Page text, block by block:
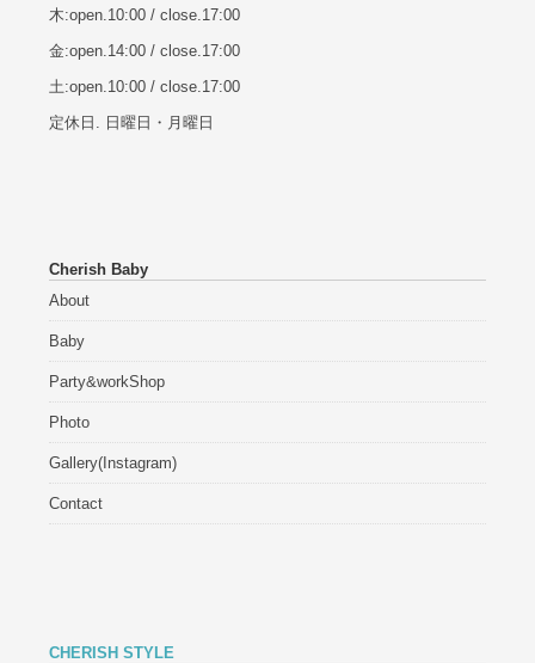
木:open.10:00 / close.17:00
金:open.14:00 / close.17:00
土:open.10:00 / close.17:00
定休日. 日曜日・月曜日
Cherish Baby
About
Baby
Party&workShop
Photo
Gallery(Instagram)
Contact
CHERISH STYLE